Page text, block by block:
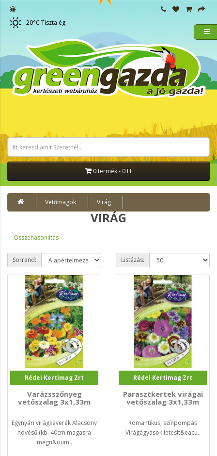
20°C Tiszta ég
0 termék - 0 Ft
Vetőmagok Virág
VIRÁG
Összehasonlítás
Sorrend: Listázás:
Rédei Kertimag Zrt
Varázsszőnyeg
vetőszalag 3x1,33m
Egynyári virágkeverék Alacsony
növésű (kb. 40cm magasra
megn&oum..
Rédei Kertimag Zrt
Parasztkertek virágai
vetőszalag 3x1,33m
Romantikus, színpompás
Virágágyások létesít&eacu..